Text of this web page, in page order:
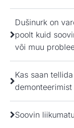
Dušinurk on
poolt kuid
või muu
Kas saan
Soovin